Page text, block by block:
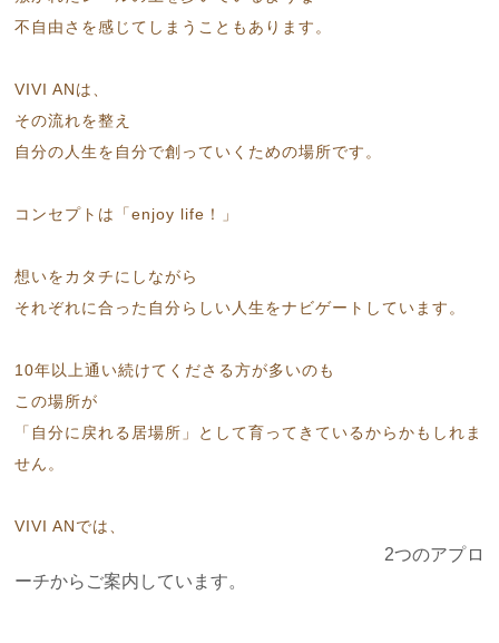
不自由さを感じてしまうこともあります。
VIVI ANは、
その流れを整え
自分の人生を自分で創っていくための場所です。
コンセプトは「enjoy life！」
想いをカタチにしながら
それぞれに合った自分らしい人生をナビゲートしています。
10年以上通い続けてくださる方が多いのも
この場所が
「自分に戻れる居場所」として育ってきているからかもしれま
せん。
VIVI ANでは、
2つのアプロ
ーチからご案内しています。